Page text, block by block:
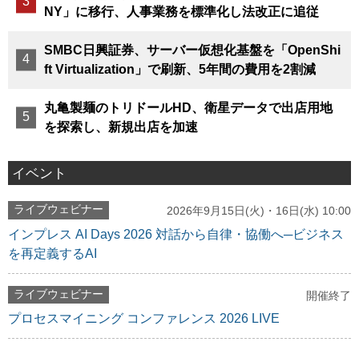
NY」に移行、人事業務を標準化し法改正に追従
SMBC日興証券、サーバー仮想化基盤を「OpenShi
ft Virtualization」で刷新、5年間の費用を2割減
丸亀製麺のトリドールHD、衛星データで出店用地
を探索し、新規出店を加速
イベント
ライブウェビナー 2026年9月15日(火)・16日(水) 10:00
インプレス AI Days 2026 対話から自律・協働へ─ビジネス
を再定義するAI
ライブウェビナー 開催終了
プロセスマイニング コンファレンス 2026 LIVE